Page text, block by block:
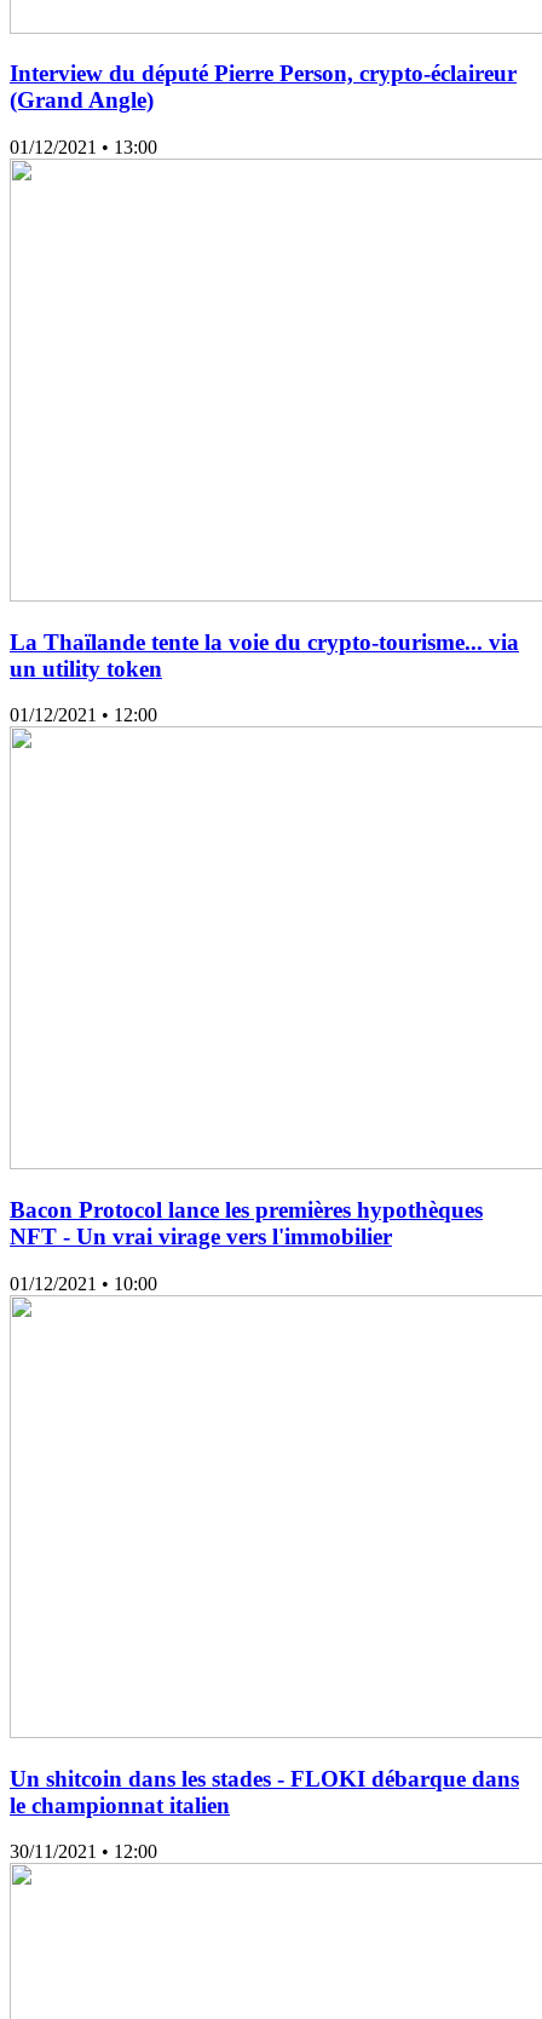
Interview du député Pierre Person, crypto-éclaireur
(Grand Angle)
01/12/2021 • 13:00
La Thaïlande tente la voie du crypto-tourisme... via
un utility token
01/12/2021 • 12:00
Bacon Protocol lance les premières hypothèques
NFT - Un vrai virage vers l'immobilier
01/12/2021 • 10:00
Un shitcoin dans les stades - FLOKI débarque dans
le championnat italien
30/11/2021 • 12:00